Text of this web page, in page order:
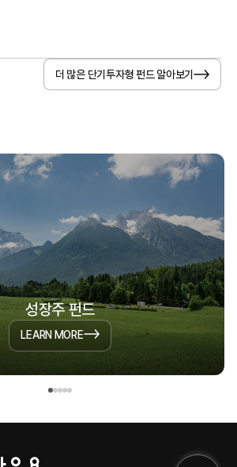
더 많은 단기투자형 펀드 알아보기
성장주 펀드
LEARN MORE